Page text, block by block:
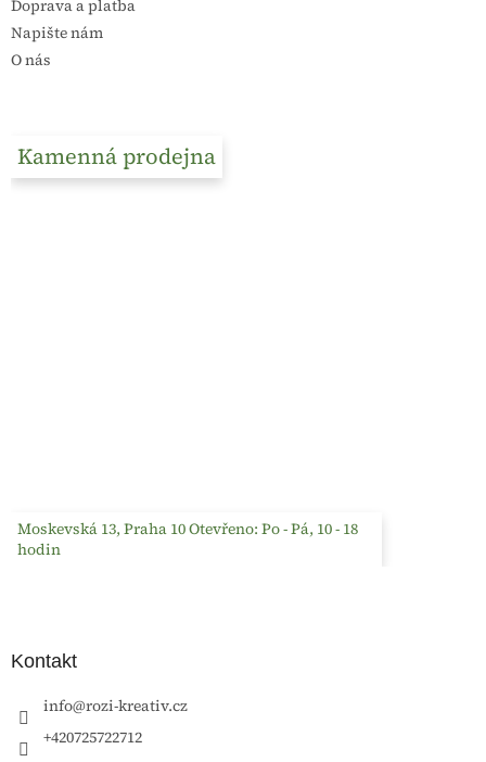
Doprava a platba
Napište nám
O nás
Kamenná prodejna
Moskevská 13, Praha 10 Otevřeno: Po - Pá, 10 - 18
hodin
Kontakt
info@rozi-kreativ.cz
+420725722712